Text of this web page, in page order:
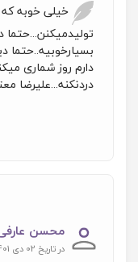
خیلی خوبه که
تولیدمیکنن...حتما
بسیارخوبیه..حتما
دارم روز شماری
دردنکنه...علیرضا
محسن
در تاریخ 02 دی 1401